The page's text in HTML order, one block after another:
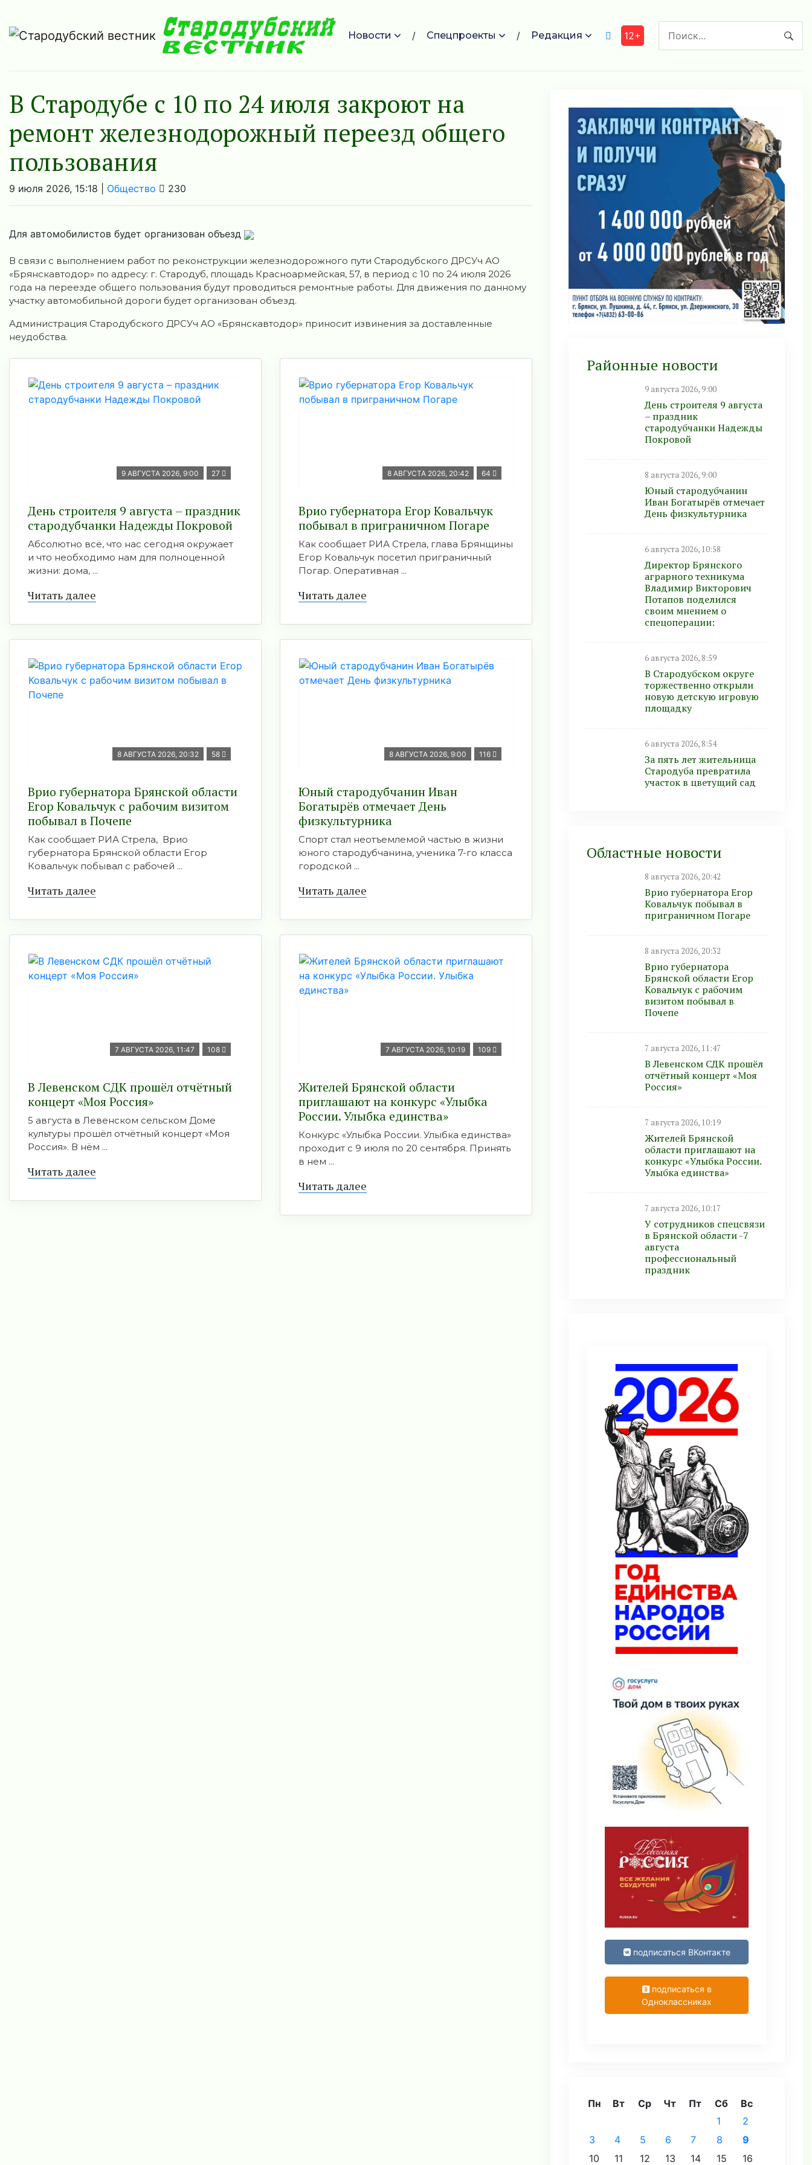
Новости Спецпроекты Редакция 12+
В Стародубе с 10 по 24 июля закроют на
ремонт железнодорожный переезд общего
пользования
9 июля 2026, 15:18 | Общество 230
Для автомобилистов будет организован объезд
В связи с выполнением работ по реконструкции железнодорожного пути Стародубского ДРСУч АО
«Брянскавтодор» по адресу: г. Стародуб, площадь Красноармейская, 57, в период с 10 по 24 июля 2026
года на переезде общего пользования будут проводиться ремонтные работы. Для движения по данному
участку автомобильной дороги будет организован объезд.
Администрация Стародубского ДРСУч АО «Брянскавтодор» приносит извинения за доставленные
неудобства.
9 АВГУСТА 2026, 9:00 27
День строителя 9 августа – праздник
стародубчанки Надежды Покровой
Абсолютно всё, что нас сегодня окружает
и что необходимо нам для полноценной
жизни: дома, ...
Читать далее
8 АВГУСТА 2026, 20:42 64
Врио губернатора Егор Ковальчук
побывал в приграничном Погаре
Как сообщает РИА Стрела, глава Брянщины
Егор Ковальчук посетил приграничный
Погар. Оперативная ...
Читать далее
8 АВГУСТА 2026, 20:32 58
Врио губернатора Брянской области
Егор Ковальчук с рабочим визитом
побывал в Почепе
Как сообщает РИА Стрела, Врио
губернатора Брянской области Егор
Ковальчук побывал с рабочей ...
Читать далее
8 АВГУСТА 2026, 9:00 116
Юный стародубчанин Иван
Богатырёв отмечает День
физкультурника
Спорт стал неотъемлемой частью в жизни
юного стародубчанина, ученика 7-го класса
городской ...
Читать далее
7 АВГУСТА 2026, 11:47 108
В Левенском СДК прошёл отчётный
концерт «Моя Россия»
5 августа в Левенском сельском Доме
культуры прошёл отчётный концерт «Моя
Россия». В нём ...
Читать далее
7 АВГУСТА 2026, 10:19 109
Жителей Брянской области
приглашают на конкурс «Улыбка
России. Улыбка единства»
Конкурс «Улыбка России. Улыбка единства»
проходит с 9 июля по 20 сентября. Принять
в нем ...
Читать далее
Районные новости
9 августа 2026, 9:00
День строителя 9 августа
– праздник
стародубчанки Надежды
Покровой
8 августа 2026, 9:00
Юный стародубчанин
Иван Богатырёв отмечает
День физкультурника
6 августа 2026, 10:58
Директор Брянского
аграрного техникума
Владимир Викторович
Потапов поделился
своим мнением о
спецоперации:
6 августа 2026, 8:59
В Стародубском округе
торжественно открыли
новую детскую игровую
площадку
6 августа 2026, 8:54
За пять лет жительница
Стародуба превратила
участок в цветущий сад
Областные новости
8 августа 2026, 20:42
Врио губернатора Егор
Ковальчук побывал в
приграничном Погаре
8 августа 2026, 20:32
Врио губернатора
Брянской области Егор
Ковальчук с рабочим
визитом побывал в
Почепе
7 августа 2026, 11:47
В Левенском СДК прошёл
отчётный концерт «Моя
Россия»
7 августа 2026, 10:19
Жителей Брянской
области приглашают на
конкурс «Улыбка России.
Улыбка единства»
7 августа 2026, 10:17
У сотрудников спецсвязи
в Брянской области -7
августа
профессиональный
праздник
подписаться ВКонтакте
подписаться в
Одноклассниках
Пн Вт Ср Чт Пт Сб
Вс
1
2
3
4 5 6 7 8
9
10
11 12 13 14 15 16